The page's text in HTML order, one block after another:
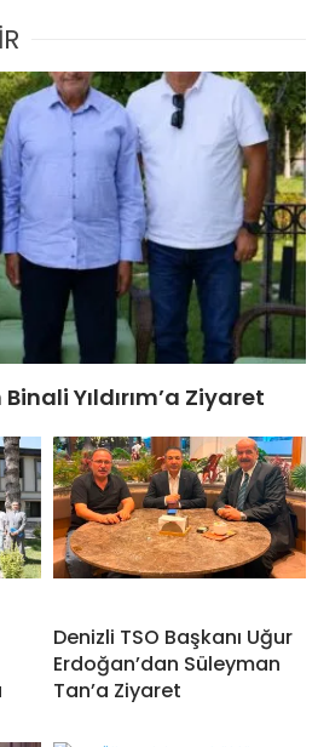
Yıldırım’a Ziyaret
Denizli TSO Başkanı Uğur
Erdoğan’dan Süleyman
Tan’a Ziyaret